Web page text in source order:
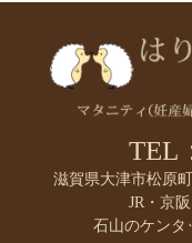
TEL
滋賀県大津市松原
JR・京
石山のケンタ